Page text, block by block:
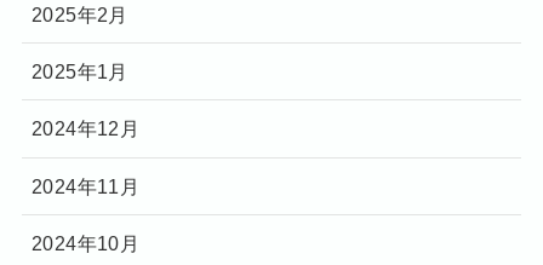
2025年2月
2025年1月
2024年12月
2024年11月
2024年10月